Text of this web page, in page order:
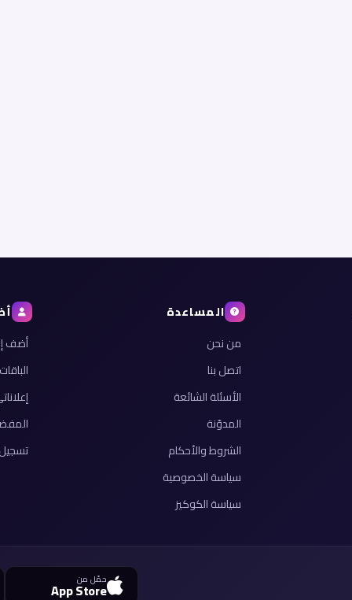
المساعدة
من نحن
اتصل بنا
الأسئلة الشائعة
المدوّنة
الشروط والأحكام
سياسة الخصوصية
سياسة الكوكيز
أضف
حمّل من
App Store